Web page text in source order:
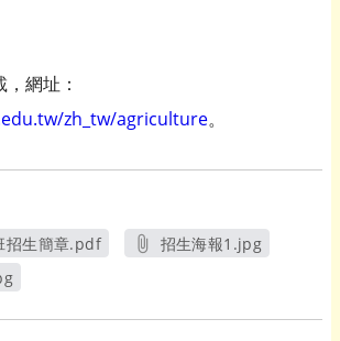
網址：
zh_tw/agriculture。
招生簡章.pdf
開新視窗
招生海報1.jpg